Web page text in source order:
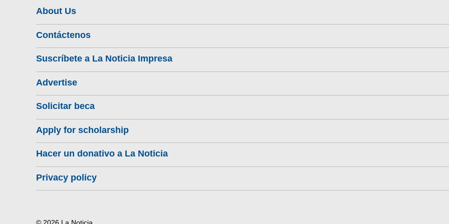
About Us
Contáctenos
Suscríbete a La Noticia Impresa
Advertise
Solicitar beca
Apply for scholarship
Hacer un donativo a La Noticia
Privacy policy